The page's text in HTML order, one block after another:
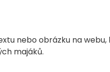
nebo obrázku na
majáků.